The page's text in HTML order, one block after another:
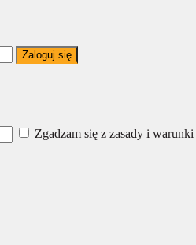
Zaloguj się
Zgadzam się z zasady i warunki